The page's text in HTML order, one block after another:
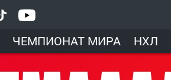
ЧЕМПИОНАТ МИРА НХЛ